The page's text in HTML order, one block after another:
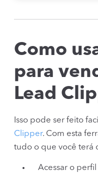
Como
para
Lead
Isso pode ser feito
Clipper. Com esta
tudo o que você terá
Acessar o